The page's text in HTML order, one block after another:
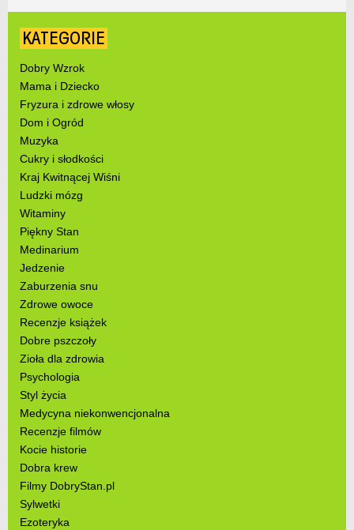
KATEGORIE
Dobry Wzrok
Mama i Dziecko
Fryzura i zdrowe włosy
Dom i Ogród
Muzyka
Cukry i słodkości
Kraj Kwitnącej Wiśni
Ludzki mózg
Witaminy
Piękny Stan
Medinarium
Jedzenie
Zaburzenia snu
Zdrowe owoce
Recenzje książek
Dobre pszczoły
Zioła dla zdrowia
Psychologia
Styl życia
Medycyna niekonwencjonalna
Recenzje filmów
Kocie historie
Dobra krew
Filmy DobryStan.pl
Sylwetki
Ezoteryka